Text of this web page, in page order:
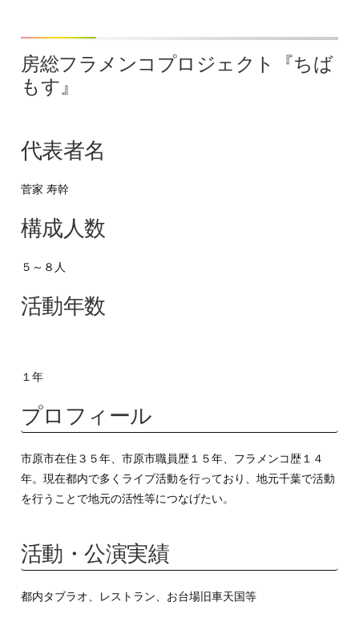
房総フラメンコプロジェクト『ちば
もす』
代表者名
菅家 寿幹
構成人数
５～８人
活動年数
１年
プロフィール
市原市在住３５年、市原市職員歴１５年、フラメンコ歴１４
年。現在都内で多くライブ活動を行っており、地元千葉で活動
を行うことで地元の活性等につなげたい。
活動・公演実績
都内タブラオ、レストラン、お台場旧車天国等